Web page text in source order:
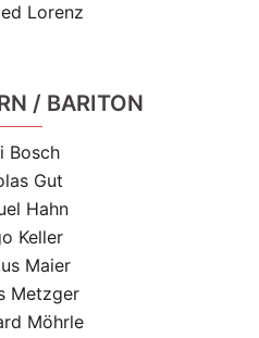
Lorenz
/ BARITON
Bosch
Gut
Hahn
Keller
Maier
Metzger
Möhrle